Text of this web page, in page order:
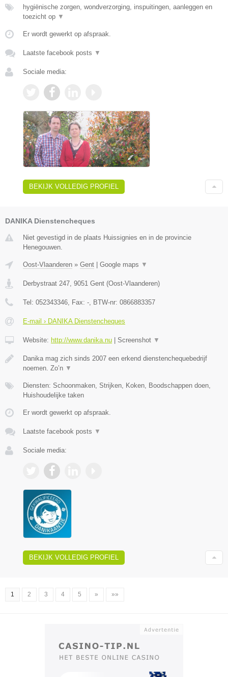
hygiënische zorgen, wondverzorging, inspuitingen, aanleggen en
toezicht op ▼
Er wordt gewerkt op afspraak.
Laatste facebook posts ▼
Sociale media:
BEKIJK VOLLEDIG PROFIEL
DANIKA Dienstencheques
Niet gevestigd in de plaats Huissignies en in de provincie
Henegouwen.
Oost-Vlaanderen » Gent Google maps ▼
Derbystraat 247 9051 Gent (Oost-Vlaanderen)
Tel: 052343346 , Fax: - , BTW-nr: 0866883357
E-mail › DANIKA Dienstencheques
Website: http://www.danika.nu Screenshot ▼
Danika mag zich sinds 2007 een erkend dienstenchequebedrijf
noemen. Zo’n ▼
Diensten: Schoonmaken, Strijken, Koken, Boodschappen doen,
Huishoudelijke taken
Er wordt gewerkt op afspraak.
Laatste facebook posts ▼
Sociale media:
BEKIJK VOLLEDIG PROFIEL
1 2 3 4 5 » »»